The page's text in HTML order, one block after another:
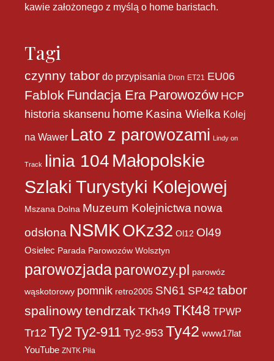
kawie założonego z myślą o home baristach.
Tagi
czynny tabor do przypisania Dron ET21 EU06
Fablok Fundacja Era Parowozów HCP
historia skansenu home Kasina Wielka Kolej
na Wawer Lato z parowozami Lindy on
Track linia 104 Małopolskie
Szlaki Turystyki Kolejowej
Mszana Dolna Muzeum Kolejnictwa nowa
odsłona NSMK OKz32 Ol12 Ol49
Osielec Parada Parowozów Wolsztyn
parowozjada parowozy.pl parowóz
wąskotorowy pomnik retro2005 SN61 SP42 tabor
spalinowytendrzak TKh49 TKt48 TPWP
Tr12 Ty2 Ty2-911 Ty2-953 Ty42 www17lat
YouTube ZNTK Piła